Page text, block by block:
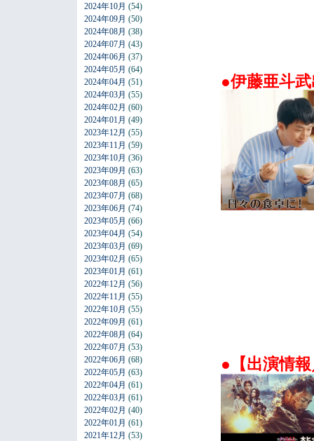
2024年10月 (54)
2024年09月 (50)
2024年08月 (38)
2024年07月 (43)
2024年06月 (37)
2024年05月 (64)
2024年04月 (51)
2024年03月 (55)
2024年02月 (60)
2024年01月 (49)
2023年12月 (55)
2023年11月 (59)
2023年10月 (36)
2023年09月 (63)
2023年08月 (65)
2023年07月 (68)
2023年06月 (74)
2023年05月 (66)
2023年04月 (54)
2023年03月 (69)
2023年02月 (65)
2023年01月 (61)
2022年12月 (56)
2022年11月 (55)
2022年10月 (55)
2022年09月 (61)
2022年08月 (64)
2022年07月 (53)
2022年06月 (68)
2022年05月 (63)
2022年04月 (61)
2022年03月 (61)
2022年02月 (40)
2022年01月 (61)
2021年12月 (53)
●伊藤亜斗
●【出演情